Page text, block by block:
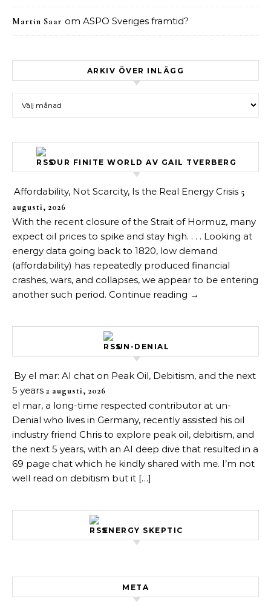
Martin Saar om ASPO Sveriges framtid?
ARKIV ÖVER INLÄGG
OUR FINITE WORLD AV GAIL TVERBERG
Affordability, Not Scarcity, Is the Real Energy Crisis 5
augusti, 2026
With the recent closure of the Strait of Hormuz, many
expect oil prices to spike and stay high. . . . Looking at
energy data going back to 1820, low demand
(affordability) has repeatedly produced financial
crashes, wars, and collapses, we appear to be entering
another such period. Continue reading →
UN-DENIAL
By el mar: AI chat on Peak Oil, Debitism, and the next
5 years 2 augusti, 2026
el mar, a long-time respected contributor at un-
Denial who lives in Germany, recently assisted his oil
industry friend Chris to explore peak oil, debitism, and
the next 5 years, with an AI deep dive that resulted in a
69 page chat which he kindly shared with me. I’m not
well read on debitism but it […]
ENERGY SKEPTIC
META